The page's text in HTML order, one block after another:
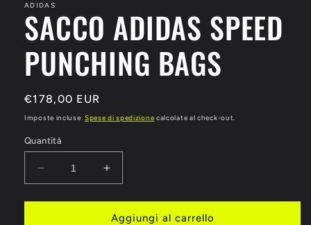
modale
ADIDAS
SACCO ADIDAS SPEED
PUNCHING BAGS
Prezzo
di
€178,00 EUR
Imposte incluse. Spese di spedizione calcolate al check-out.
Quantità
Diminuisci
quantità
per
Aumenta
quantità
per
SACCO
Aggiungi al carrello